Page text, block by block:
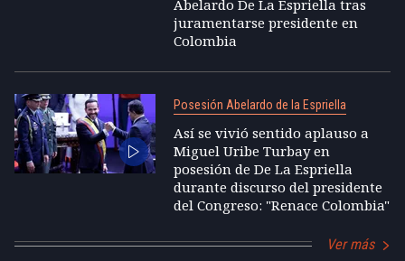
Abelardo De La Espriella tras
juramentarse presidente en
Colombia
Posesión Abelardo de la Espriella
Así se vivió sentido aplauso a
Miguel Uribe Turbay en
posesión de De La Espriella
durante discurso del presidente
del Congreso: "Renace Colombia"
Ver más